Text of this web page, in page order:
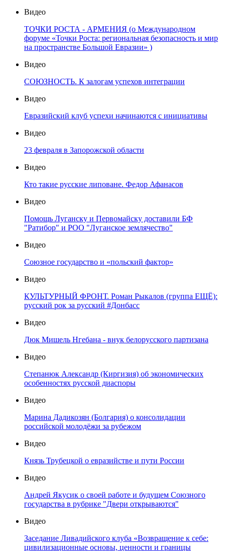
Видео
ТОЧКИ РОСТА - АРМЕНИЯ (о Международном
форуме «Точки Роста: региональная безопасность и мир
на пространстве Большой Евразии» )
Видео
СОЮЗНОСТЬ. К залогам успехов интеграции
Видео
Евразийский клуб успехи начинаются с инициативы
Видео
23 февраля в Запорожской области
Видео
Кто такие русские липоване. Федор Афанасов
Видео
Помощь Луганску и Первомайску доставили БФ
"Ратибор" и РОО "Луганское землячество"
Видео
Союзное государство и «польский фактор»
Видео
КУЛЬТУРНЫЙ ФРОНТ. Роман Рыкалов (группа ЕЩЁ):
русский рок за русский #Донбасс
Видео
Дюк Мишель Нгебана - внук белорусского партизана
Видео
Степанюк Александр (Киргизия) об экономических
особенностях русской диаспоры
Видео
Марина Дадикозян (Болгария) о консолидации
российской молодёжи за рубежом
Видео
Князь Трубецкой о евразийстве и пути России
Видео
Андрей Якусик о своей работе и будущем Союзного
государства в рубрике "Двери открываются"
Видео
Заседание Ливадийского клуба «Возвращение к себе:
цивилизационные основы, ценности и границы